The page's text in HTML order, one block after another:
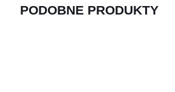
PODOBNE PRODUKTY